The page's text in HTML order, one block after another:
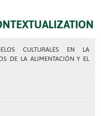
CULTURALES EN LA
DE LA ALIMENTACIÓN Y EL